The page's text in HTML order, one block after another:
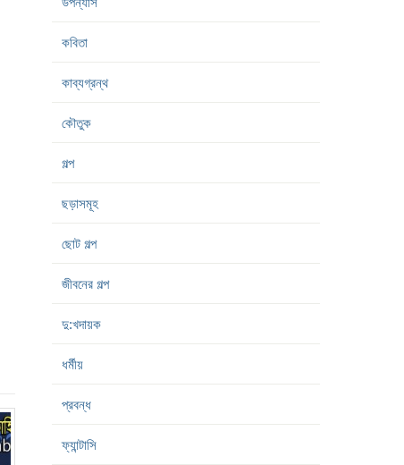
কবিতা
কাব্যগ্রন্থ
কৌতুক
গল্প
ছড়াসমূহ
ছোট গল্প
জীবনের গল্প
দু:খদায়ক
ধর্মীয়
প্রবন্ধ
ফ্যান্টাসি